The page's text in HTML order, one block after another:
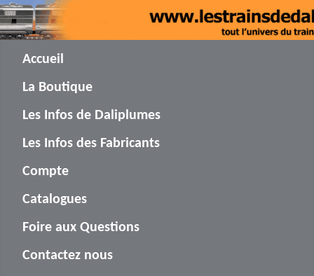
Accueil
La Boutique
Les Infos de Daliplumes
Les Infos des Fabricants
Compte
Catalogues
Foire aux Questions
Contactez nous